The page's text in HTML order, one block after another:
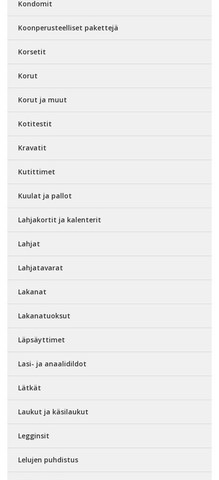
Kondomit
Koonperusteelliset pakettejä
Korsetit
Korut
Korut ja muut
Kotitestit
Kravatit
Kutittimet
Kuulat ja pallot
Lahjakortit ja kalenterit
Lahjat
Lahjatavarat
Lakanat
Lakanatuoksut
Läpsäyttimet
Lasi- ja anaalidildot
Lätkät
Laukut ja käsilaukut
Legginsit
Lelujen puhdistus